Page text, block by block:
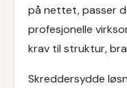
på nettet, passer
profesjonelle
krav til struktur,
Skreddersydde